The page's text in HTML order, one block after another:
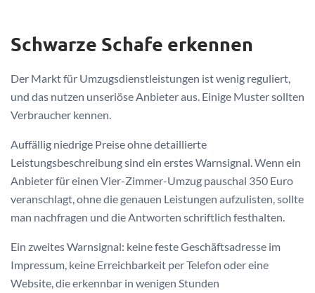
Schwarze Schafe erkennen
Der Markt für Umzugsdienstleistungen ist wenig reguliert,
und das nutzen unseriöse Anbieter aus. Einige Muster sollten
Verbraucher kennen.
Auffällig niedrige Preise ohne detaillierte
Leistungsbeschreibung sind ein erstes Warnsignal. Wenn ein
Anbieter für einen Vier-Zimmer-Umzug pauschal 350 Euro
veranschlagt, ohne die genauen Leistungen aufzulisten, sollte
man nachfragen und die Antworten schriftlich festhalten.
Ein zweites Warnsignal: keine feste Geschäftsadresse im
Impressum, keine Erreichbarkeit per Telefon oder eine
Website, die erkennbar in wenigen Stunden